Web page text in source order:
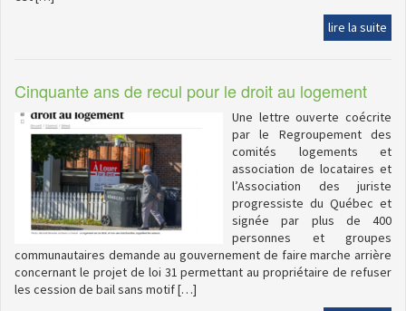
lire la suite
Cinquante ans de recul pour le droit au logement
Une lettre ouverte coécrite
par le Regroupement des
comités logements et
association de locataires et
l’Association des juriste
progressiste du Québec et
signée par plus de 400
personnes et groupes
communautaires demande au gouvernement de faire marche arrière
concernant le projet de loi 31 permettant au propriétaire de refuser
les cession de bail sans motif […]